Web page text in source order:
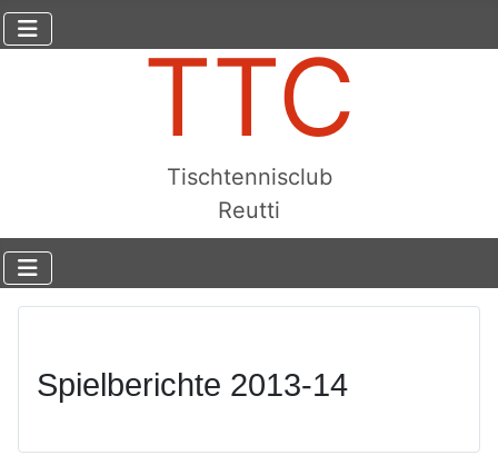
TTC
Tischtennisclub
Reutti
Spielberichte 2013-14